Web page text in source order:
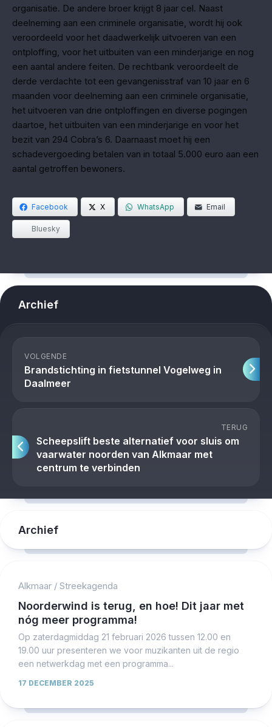
organisatie. De andere broer krijgt 8 jaar cel. Naast
deelneming aan een criminele organisatie, wordt hij ook
veroordeeld voor het daadwerkelijk uitvoeren van een
ontploffing, voor het uitbuiten van een minderjarige en nog
een aantal andere feiten. De rechtbank veroordeelt de
derde verdachte tot een gevangenisstraf van 10 jaar en 6
maanden voor deelneming aan een criminele organisatie,
het uitvoeren van drie ontploffingen en diverse pogingen
daartoe, het uitbuiten van een minderjarige en voor het
bezit van 294 Cobra’s 6. Daarnaast moet hij een
schadevergoeding betalen van in totaal 5.000 euro aan een
aantal getroffen bewoners.
Facebook X WhatsApp Email
Bluesky
Archief
VOLGENDE
Brandstichting in fietstunnel Vogelweg in
Daalmeer
TERUG
Scheepslift beste alternatief voor sluis om
vaarwater noorden van Alkmaar met
centrum te verbinden
Archief
Alkmaar / Streekagenda
Noorderwind is terug, en hoe! Dit jaar met
nóg meer programma!
Op zaterdagmiddag 21 februari 2026 tussen 12.00 en
19.00 uur presenteren we voor muzikanten uit de regio
een netwerkdag met een programma...
17 DECEMBER 2025